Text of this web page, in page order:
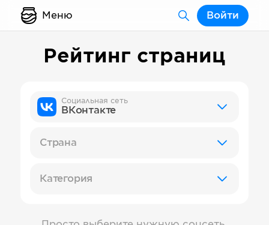
Меню Войти
Рейтинг страниц
Социальная сеть
ВКонтакте
Страна
Категория